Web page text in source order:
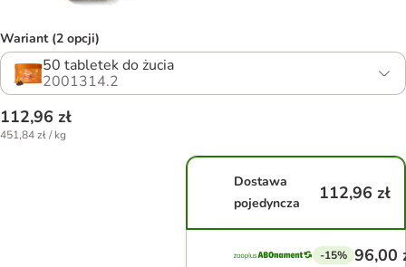
Wariant (2 opcji)
50 tabletek do żucia
2001314.2
112,96 zł
451,84 zł / kg
Dostawa
pojedyncza
112,96 zł
-15% 96,00